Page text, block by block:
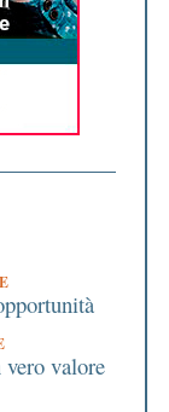
valore